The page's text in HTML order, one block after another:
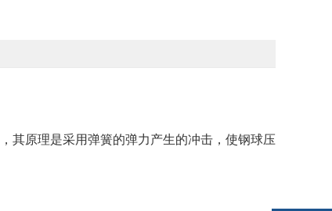
其原理是采用弹簧的弹力产生的冲击，使钢球压